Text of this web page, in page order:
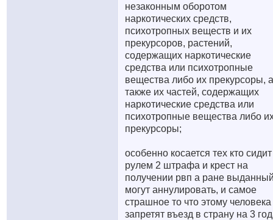
незаконным оборотом
наркотических средств,
психотропных веществ и их
прекурсоров, растений,
содержащих наркотические
средства или психотропные
вещества либо их прекурсоры, а
также их частей, содержащих
наркотические средства или
психотропные вещества либо
прекурсоры;
особенно косается тех кто
рулем 2 штрафа и крест на
получении рвп а ране
могут аннулировать, и самое
страшное то что этому человека
запретят въезд в страну на 3